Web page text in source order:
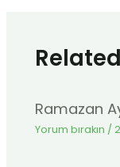
Ramazan
Yorum bırakın /